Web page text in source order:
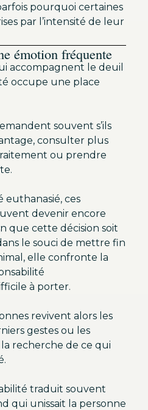
pourquoi certaines
par l’intensité de leur
émotion fréquente
accompagnent le deuil
occupe une place
souvent s’ils
consulter plus
ou prendre
euthanasié, ces
devenir encore
que cette décision soit
le souci de mettre fin
elle confronte la
à porter.
revivent alors les
gestes ou les
la recherche de ce qui
traduit souvent
qui unissait la personne